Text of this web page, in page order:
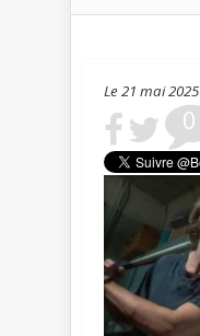
Le 21 mai 2025
0